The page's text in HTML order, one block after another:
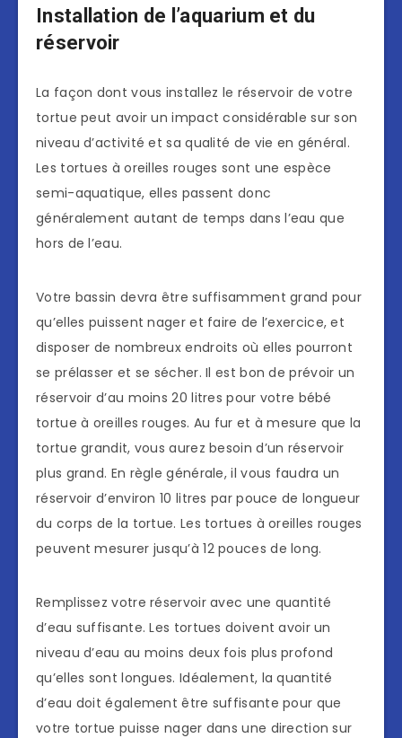
Installation de l’aquarium et du
réservoir
La façon dont vous installez le réservoir de votre
tortue peut avoir un impact considérable sur son
niveau d’activité et sa qualité de vie en général.
Les tortues à oreilles rouges sont une espèce
semi-aquatique, elles passent donc
généralement autant de temps dans l’eau que
hors de l’eau.
Votre bassin devra être suffisamment grand pour
qu’elles puissent nager et faire de l’exercice, et
disposer de nombreux endroits où elles pourront
se prélasser et se sécher. Il est bon de prévoir un
réservoir d’au moins 20 litres pour votre bébé
tortue à oreilles rouges. Au fur et à mesure que la
tortue grandit, vous aurez besoin d’un réservoir
plus grand. En règle générale, il vous faudra un
réservoir d’environ 10 litres par pouce de longueur
du corps de la tortue. Les tortues à oreilles rouges
peuvent mesurer jusqu’à 12 pouces de long.
Remplissez votre réservoir avec une quantité
d’eau suffisante. Les tortues doivent avoir un
niveau d’eau au moins deux fois plus profond
qu’elles sont longues. Idéalement, la quantité
d’eau doit également être suffisante pour que
votre tortue puisse nager dans une direction sur